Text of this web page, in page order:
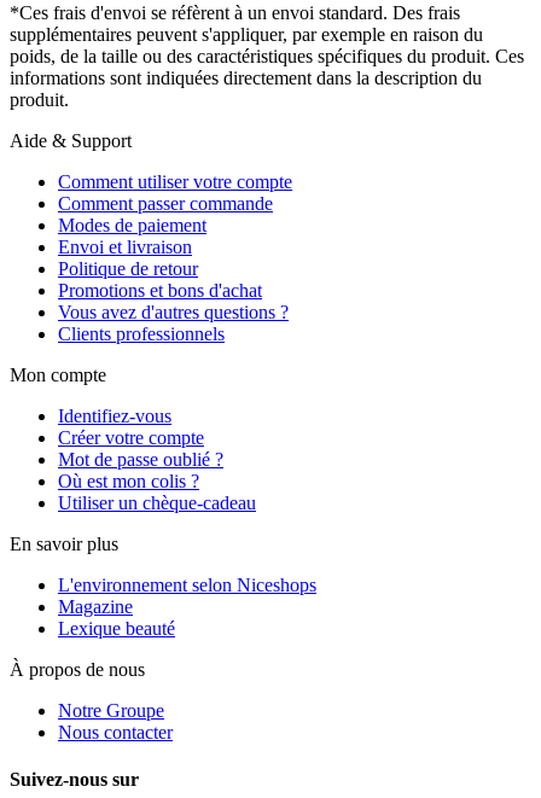
*Ces frais d'envoi se réfèrent à un envoi standard. Des frais
supplémentaires peuvent s'appliquer, par exemple en raison du
poids, de la taille ou des caractéristiques spécifiques du produit. Ces
informations sont indiquées directement dans la description du
produit.
Aide & Support
Comment utiliser votre compte
Comment passer commande
Modes de paiement
Envoi et livraison
Politique de retour
Promotions et bons d'achat
Vous avez d'autres questions ?
Clients professionnels
Mon compte
Identifiez-vous
Créer votre compte
Mot de passe oublié ?
Où est mon colis ?
Utiliser un chèque-cadeau
En savoir plus
L'environnement selon Niceshops
Magazine
Lexique beauté
À propos de nous
Notre Groupe
Nous contacter
Suivez-nous sur